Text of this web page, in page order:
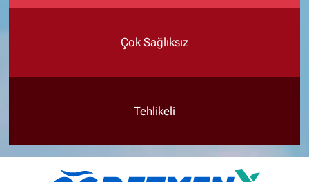
Çok Sağlıksız
Tehlikeli